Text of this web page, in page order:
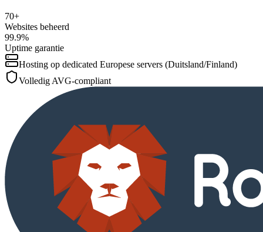
70+
Websites beheerd
99.9%
Uptime garantie
Hosting op dedicated Europese servers (Duitsland/Finland)
Volledig AVG-compliant